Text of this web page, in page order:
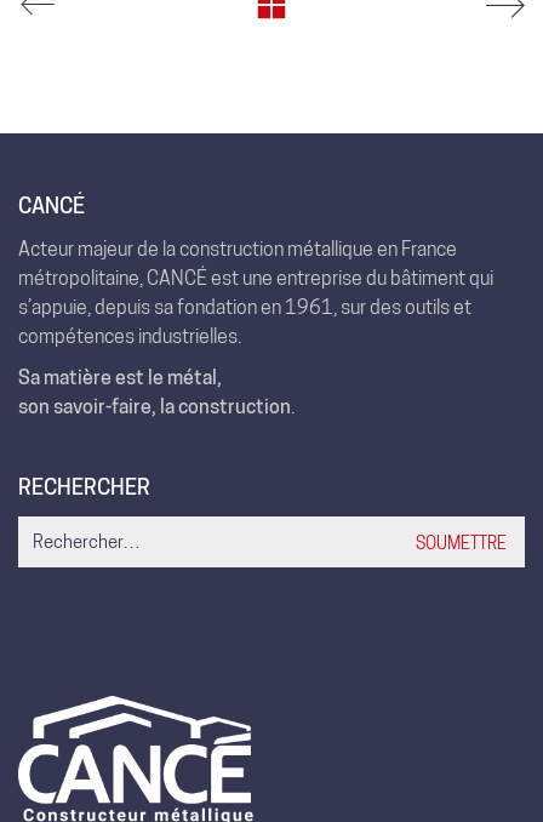
CANCÉ
Acteur majeur de la construction métallique en France
métropolitaine, CANCÉ est une entreprise du bâtiment qui
s’appuie, depuis sa fondation en 1961, sur des outils et
compétences industrielles.
Sa matière est le métal,
son savoir-faire, la construction
RECHERCHER
Search
for: